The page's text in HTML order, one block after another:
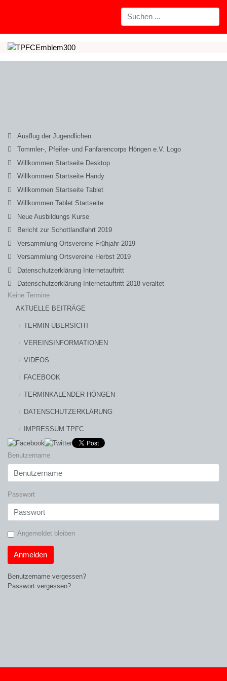
Ausflug der Jugendlichen
Tommler-, Pfeifer- und Fanfarencorps Höngen e.V. Logo
Willkommen Startseite Desktop
Willkommen Startseite Handy
Willkommen Startseite Tablet
Willkommen Tablet Startseite
Neue Ausbildungs Kurse
Bericht zur Schottlandfahrt 2019
Versammlung Ortsvereine Frühjahr 2019
Versammlung Ortsvereine Herbst 2019
Datenschutzerklärung Internetauftritt
Datenschutzerklärung Internetauftritt 2018 veraltet
Keine Termine
AKTUELLE BEITRÄGE
TERMIN ÜBERSICHT
VEREINSINFORMATIONEN
VIDEOS
FACEBOOK
TERMINKALENDER HÖNGEN
DATENSCHUTZERKLÄRUNG
IMPRESSUM TPFC
Benutzername
Passwort
Angemeldet bleiben
Anmelden
Benutzername vergessen?
Passwort vergessen?